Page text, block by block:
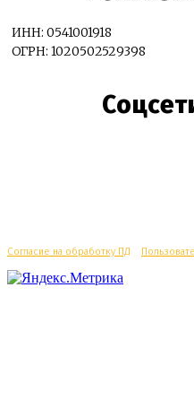
ИНН: 0541001918
ОГРН: 1020502529398
Согласие на обработку ПД